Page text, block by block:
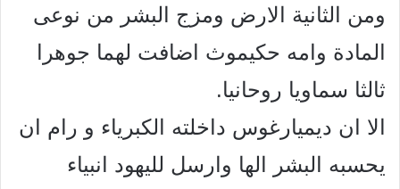
ومن الثانية الارض ومزج البشر من نوعى
المادة وامه حكيموث اضافت لهما جوهرا
ثالثا سماويا روحانيا.
الا ان ديميارغوس داخلته الكبرياء و رام ان
يحسبه البشر الها وارسل لليهود انبياء